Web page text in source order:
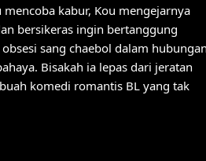
kabur, Kou mengejarnya
bersikeras ingin bertanggung
sang chaebol dalam
Bisakah ia lepas dari jeratan
komedi romantis BL yang tak